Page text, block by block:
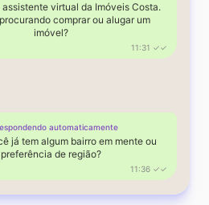
assistente virtual da Imóveis Costa.
comprar ou alugar um
imóvel?
11:31 ✓✓
automaticamente
já tem algum bairro em mente ou
preferência de região?
11:36 ✓✓